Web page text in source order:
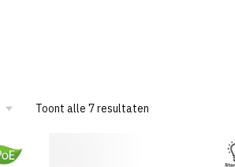
Toont alle 7 resultaten